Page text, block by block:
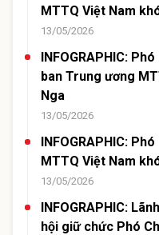
MTTQ Việt Nam
13/05/2026
INFOGRAPHIC:
ban Trung ương
Nga
13/05/2026
INFOGRAPHIC:
MTTQ Việt Nam
13/05/2026
INFOGRAPHIC:
hội giữ chức Phó